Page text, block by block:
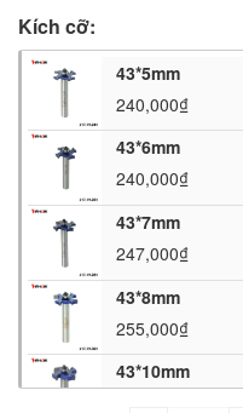
Kích cỡ:
43*5mm
240,000₫
43*6mm
240,000₫
43*7mm
247,000₫
43*8mm
255,000₫
43*10mm